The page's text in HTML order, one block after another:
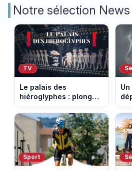
Notre sélection
TV
Le palais des
hiéroglyphes : plongez
dans la tombe
égyptienne qui fascine
les archéologues
Sport